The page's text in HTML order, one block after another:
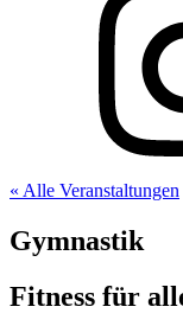
« Alle Veranstaltungen
Gymnastik
Fitness für